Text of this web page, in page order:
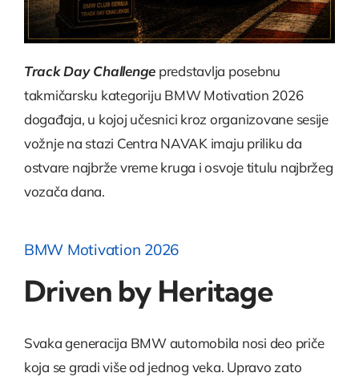
Track Day Challenge predstavlja posebnu
takmičarsku kategoriju BMW Motivation 2026
događaja, u kojoj učesnici kroz organizovane sesije
vožnje na stazi Centra NAVAK imaju priliku da
ostvare najbrže vreme kruga i osvoje titulu najbržeg
vozača dana.
BMW Motivation 2026
Driven by Heritage
Svaka generacija BMW automobila nosi deo priče
koja se gradi više od jednog veka. Upravo zato